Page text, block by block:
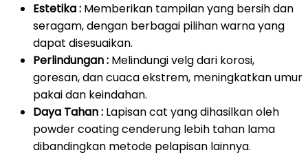
Estetika : Memberikan tampilan yang bersih dan
seragam, dengan berbagai pilihan warna yang
dapat disesuaikan.
Perlindungan : Melindungi velg dari korosi,
goresan, dan cuaca ekstrem, meningkatkan umur
pakai dan keindahan.
Daya Tahan : Lapisan cat yang dihasilkan oleh
powder coating cenderung lebih tahan lama
dibandingkan metode pelapisan lainnya.